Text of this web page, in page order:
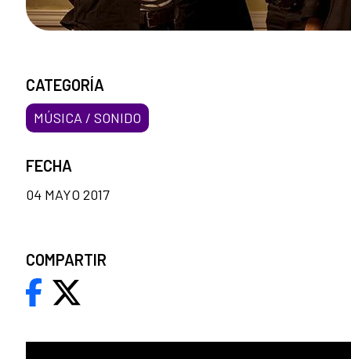
CATEGORÍA
MÚSICA / SONIDO
FECHA
04 MAYO 2017
COMPARTIR